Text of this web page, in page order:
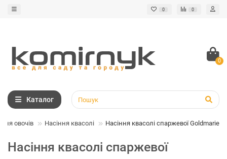
0 0
0
Каталог
овочів Насіння квасолі Насіння квасолі спаржевої Goldmarie
Насіння квасолі спаржевої